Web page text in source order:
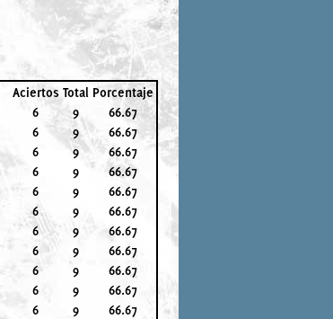
Aciertos Total Porcentaje
6 9
66.67
6 9
66.67
6 9
66.67
6 9
66.67
6 9
66.67
6 9
66.67
6 9
66.67
6 9
66.67
6 9
66.67
6 9
66.67
6 9
66.67